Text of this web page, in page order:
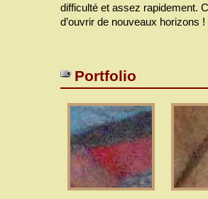
difficulté et assez rapidement.
d’ouvrir de nouveaux horizons !
Portfolio